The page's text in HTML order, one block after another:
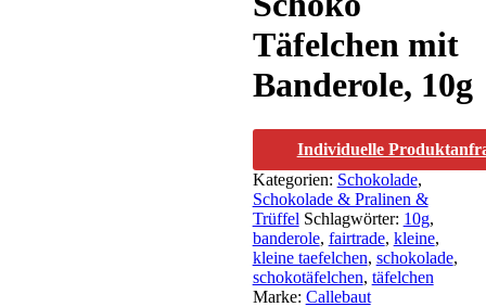
Täfelchen mit
Banderole, 10g
Individuelle
Kategorien: Schokolade,
Schokolade & Pralinen &
Trüffel Schlagwörter: 10g,
banderole, fairtrade, kleine,
kleine taefelchen, schokolade,
schokotäfelchen, täfelchen
Marke: Callebaut